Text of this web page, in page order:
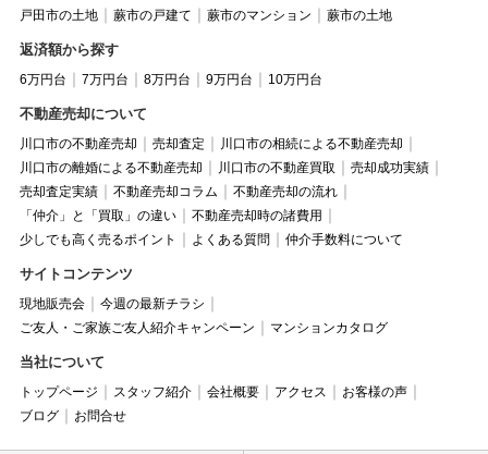
戸田市の土地
蕨市の戸建て 蕨市のマンション 蕨市の土地
返済額から探す
6万円台 7万円台 8万円台 9万円台 10万円台
不動産売却について
川口市の不動産売却 売却査定
川口市の相続による不動産売却
川口市の離婚による不動産売却
川口市の不動産買取
売却成功実績
売却査定実績
不動産売却コラム
不動産売却の流れ
「仲介」と「買取」の違い
不動産売却時の諸費用
少しでも高く売るポイント
よくある質問 仲介手数料について
サイトコンテンツ
現地販売会
今週の最新チラシ
ご友人・ご家族ご友人紹介キャンペーン
マンションカタログ
当社について
トップページ スタッフ紹介 会社概要 アクセス
お客様の声
ブログ
お問合せ